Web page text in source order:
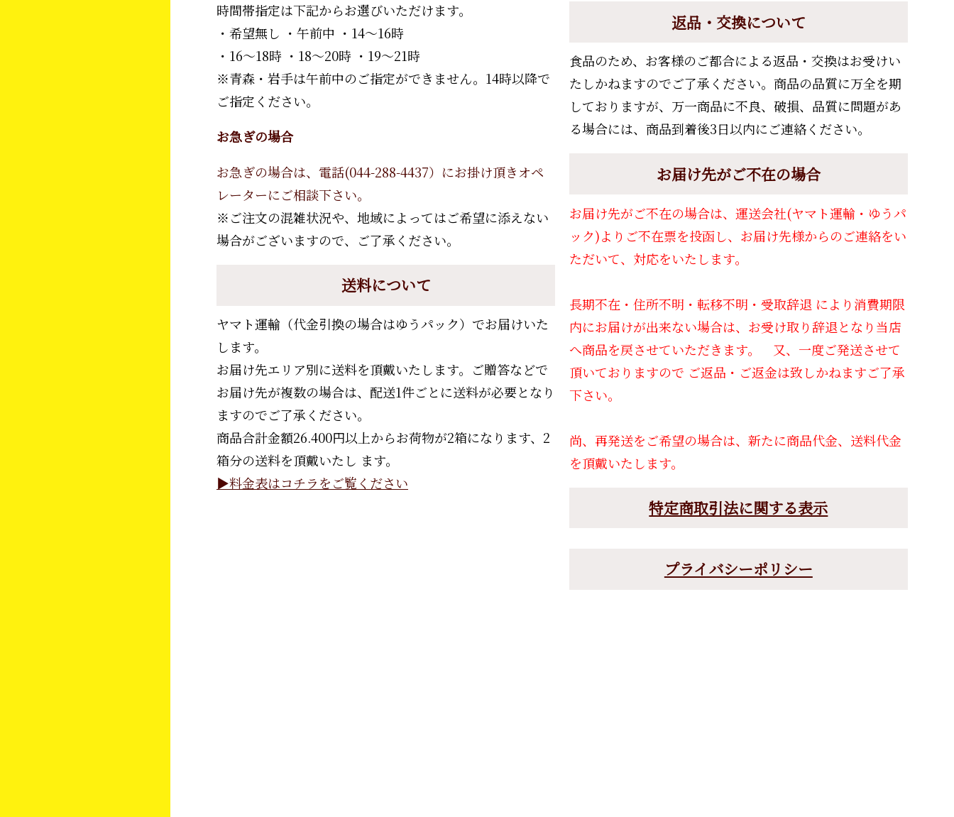
時間帯指定は下記からお選びいただけます。
・希望無し ・午前中 ・14～16時
・16～18時 ・18～20時 ・19～21時
※青森・岩手は午前中のご指定ができません。14時以降で
ご指定ください。
お急ぎの場合
お急ぎの場合は、電話(044-288-4437）にお掛け頂きオペ
レーターにご相談下さい。
※ご注文の混雑状況や、地域によってはご希望に添えない
場合がございますので、ご了承ください。
送料について
ヤマト運輸（代金引換の場合はゆうパック）でお届けいた
します。
お届け先エリア別に送料を頂戴いたします。ご贈答などで
お届け先が複数の場合は、配送1件ごとに送料が必要となり
ますのでご了承ください。
商品合計金額26.400円以上からお荷物が2箱になります、2
箱分の送料を頂戴いたし ます。
▶︎料金表はコチラをご覧ください
返品・交換について
食品のため、お客様のご都合による返品・交換はお受けい
たしかねますのでご了承ください。商品の品質に万全を期
しておりますが、万一商品に不良、破損、品質に問題があ
る場合には、商品到着後3日以内にご連絡ください。
お届け先がご不在の場合
お届け先がご不在の場合は、運送会社(ヤマト運輸・ゆうパ
ック)よりご不在票を投函し、お届け先様からのご連絡をい
ただいて、対応をいたします。
長期不在・住所不明・転移不明・受取辞退 により消費期限
内にお届けが出来ない場合は、お受け取り辞退となり当店
へ商品を戻させていただきます。 又、一度ご発送させて
頂いておりますので ご返品・ご返金は致しかねますご了承
下さい。
尚、再発送をご希望の場合は、新たに商品代金、送料代金
を頂戴いたします。
特定商取引法に関する表示
プライバシーポリシー